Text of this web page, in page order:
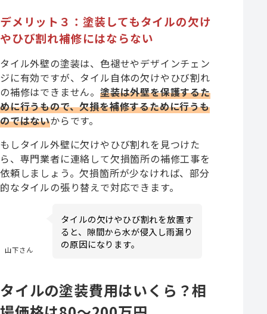
デメリット３：塗装してもタイルの欠け
やひび割れ補修にはならない
タイル外壁の塗装は、色褪せやデザインチェン
ジに有効ですが、タイル自体の欠けやひび割れ
の補修はできません。 塗装は外壁を保護するた
めに行うもので、欠損を補修するために行うも
のではないからです。
もしタイル外壁に欠けやひび割れを見つけた
ら、専門業者に連絡して欠損箇所の補修工事を
依頼しましょう。欠損箇所が少なければ、部分
的なタイルの張り替えで対応できます。
山下さん
タイルの欠けやひび割れを放置す
ると、隙間から水が侵入し雨漏り
の原因になります。
タイルの塗装費用はいくら？相